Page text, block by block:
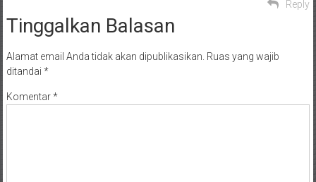
Reply
Tinggalkan Balasan
Alamat email Anda tidak akan dipublikasikan. Ruas yang wajib
ditandai *
Komentar*